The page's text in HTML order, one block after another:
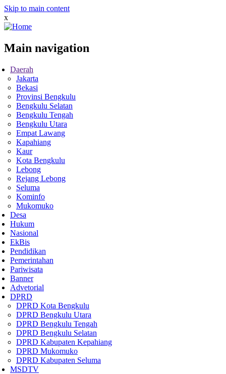
Skip to main content
x
Main navigation
Daerah
Jakarta
Bekasi
Provinsi Bengkulu
Bengkulu Selatan
Bengkulu Tengah
Bengkulu Utara
Empat Lawang
Kapahiang
Kaur
Kota Bengkulu
Lebong
Rejang Lebong
Seluma
Kominfo
Mukomuko
Desa
Hukum
Nasional
EkBis
Pendidikan
Pemerintahan
Pariwisata
Banner
Advetorial
DPRD
DPRD Kota Bengkulu
DPRD Bengkulu Utara
DPRD Bengkulu Tengah
DPRD Bengkulu Selatan
DPRD Kabupaten Kepahiang
DPRD Mukomuko
DPRD Kabupaten Seluma
MSDTV